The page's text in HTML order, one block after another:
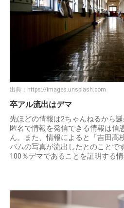
出典： https://images.unsplash.com
卒アル流出はデマ
先ほどの情報は2ちゃんねるから誕
匿名で情報を発信できる情報は信
ん。また、情報によると「吉田高
バムの写真が流出したとのことで
100％デマであることを証明する